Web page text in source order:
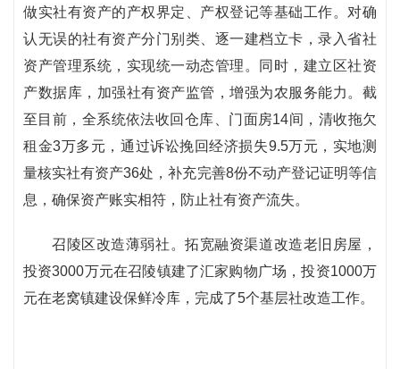
做实社有资产的产权界定、产权登记等基础工作。对确
认无误的社有资产分门别类、逐一建档立卡，录入省社
资产管理系统，实现统一动态管理。同时，建立区社资
产数据库，加强社有资产监管，增强为农服务能力。截
至目前，全系统依法收回仓库、门面房14间，清收拖欠
租金3万多元，通过诉讼挽回经济损失9.5万元，实地测
量核实社有资产36处，补充完善8份不动产登记证明等信
息，确保资产账实相符，防止社有资产流失。
召陵区改造薄弱社。拓宽融资渠道改造老旧房屋，
投资3000万元在召陵镇建了汇家购物广场，投资1000万
元在老窝镇建设保鲜冷库，完成了5个基层社改造工作。